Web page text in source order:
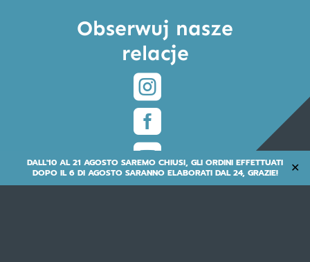
DALL'10 AL 21 AGOSTO SAREMO CHIUSI, GLI ORDINI EFFETTUATI
DOPO IL 6 DI AGOSTO SARANNO ELABORATI DAL 24, GRAZIE!
✕
Obserwuj nasze
relacje


